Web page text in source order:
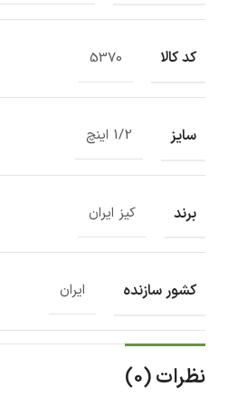
کد کالا 5370
سایز 1/2 اینچ
برند کیز ایران
کشور سازنده ایران
نظرات (0)